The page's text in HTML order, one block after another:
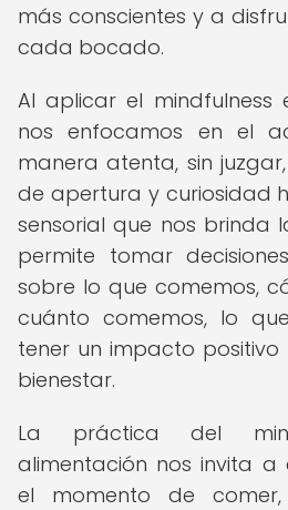
más conscientes y a
cada bocado.
Al aplicar el mindfulness
nos enfocamos en el
manera atenta, sin
de apertura y curiosidad
sensorial que nos brinda
permite tomar
sobre lo que comemos,
cuánto comemos, lo
tener un impacto
bienestar.
La práctica del
alimentación nos invita a
el momento de